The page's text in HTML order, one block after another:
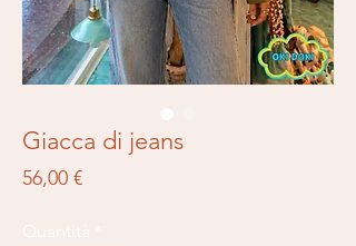
Giacca di jeans
56,00 €Prezzo